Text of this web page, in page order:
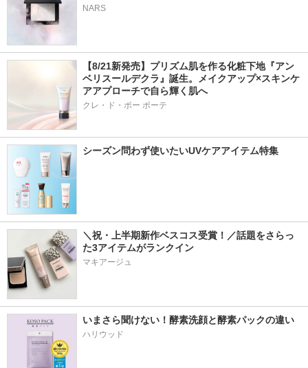
NARS
【8/21新発売】プリズム肌を作る化粧下地『アン
ベリスールデクラ』誕生。メイクアップ×スキンケ
アアプローチで自ら輝く肌へ
クレ・ド・ポー ボーテ
シーズン問わず使いたいUVケアアイテム特集
＼祝・上半期新作ベスコス受賞！／話題をさらっ
た3アイテムがランクイン
マキアージュ
いまさら聞けない！酵素洗顔と酵素パックの違い
ハリウッド